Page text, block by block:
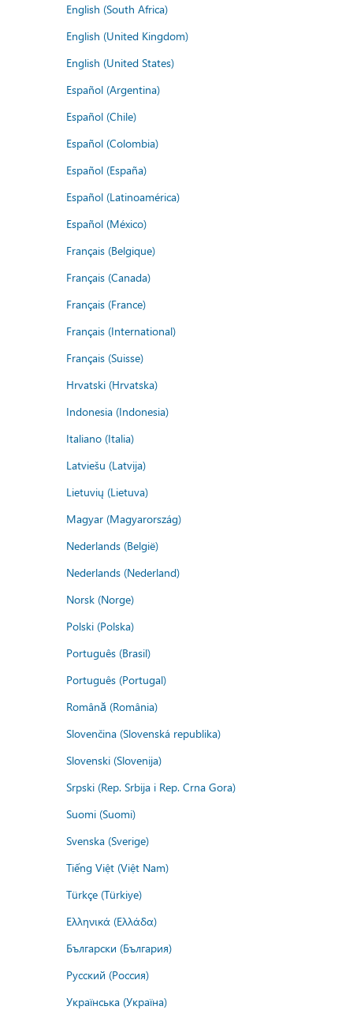
English (South Africa)
English (United Kingdom)
English (United States)
Español (Argentina)
Español (Chile)
Español (Colombia)
Español (España)
Español (Latinoamérica)
Español (México)
Français (Belgique)
Français (Canada)
Français (France)
Français (International)
Français (Suisse)
Hrvatski (Hrvatska)
Indonesia (Indonesia)
Italiano (Italia)
Latviešu (Latvija)
Lietuvių (Lietuva)
Magyar (Magyarország)
Nederlands (België)
Nederlands (Nederland)
Norsk (Norge)
Polski (Polska)
Português (Brasil)
Português (Portugal)
Română (România)
Slovenčina (Slovenská republika)
Slovenski (Slovenija)
Srpski (Rep. Srbija i Rep. Crna Gora)
Suomi (Suomi)
Svenska (Sverige)
Tiếng Việt (Việt Nam)
Türkçe (Türkiye)
Ελληνικά (Ελλάδα)
Български (България)
Русский (Россия)
Українська (Україна)